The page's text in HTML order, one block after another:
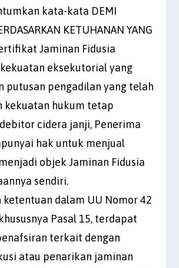
kata-kata DEMI
KETUHANAN YANG
Jaminan Fidusia
eksekutorial yang
putusan pengadilan yang telah
kekuatan hukum tetap
cidera janji, Penerima
hak untuk menjual
objek Jaminan Fidusia
sendiri.
ketentuan dalam UU Nomor 42
Pasal 15, terdapat
terkait dengan
atau penarikan jaminan